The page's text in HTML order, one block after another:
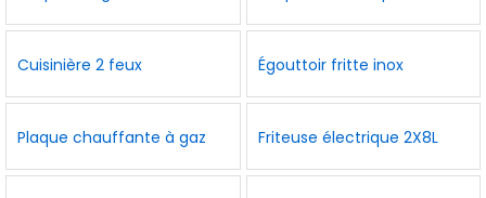
Cuisinière 2 feux Égouttoir fritte inox
Plaque chauffante à gaz Friteuse électrique 2X8L